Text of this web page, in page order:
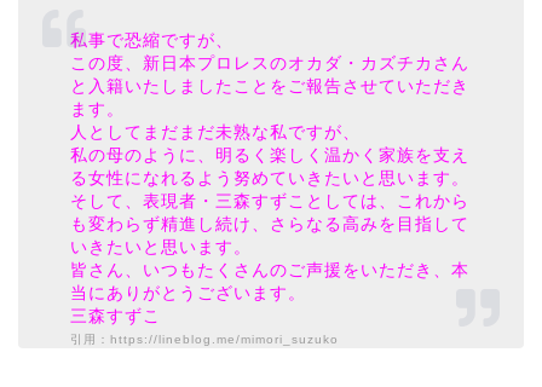
私事で恐縮ですが、
この度、新日本プロレスのオカダ・カズチカさん
と入籍いたしましたことをご報告させていただき
ます。
人としてまだまだ未熟な私ですが、
私の母のように、明るく楽しく温かく家族を支え
る女性になれるよう努めていきたいと思います。
そして、表現者・三森すずことしては、これから
も変わらず精進し続け、さらなる高みを目指して
いきたいと思います。
皆さん、いつもたくさんのご声援をいただき、本
当にありがとうございます。
三森すずこ
引用：https://lineblog.me/mimori_suzuko